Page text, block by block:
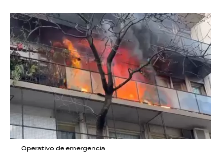
Operativo de emergencia